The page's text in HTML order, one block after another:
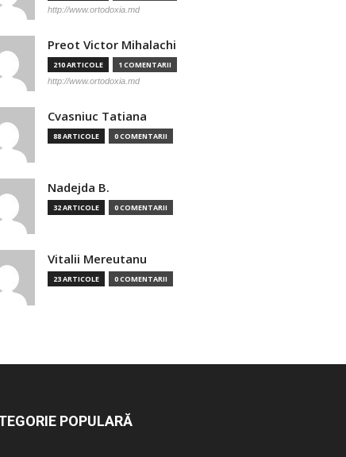
http://www.ortodoxia.md
Preot Victor Mihalachi
210 ARTICOLE 1 COMENTARII
http://www.ortodoxia.md
Cvasniuc Tatiana
88 ARTICOLE 0 COMENTARII
Nadejda B.
32 ARTICOLE 0 COMENTARII
Vitalii Mereutanu
23 ARTICOLE 0 COMENTARII
POPULARĂ